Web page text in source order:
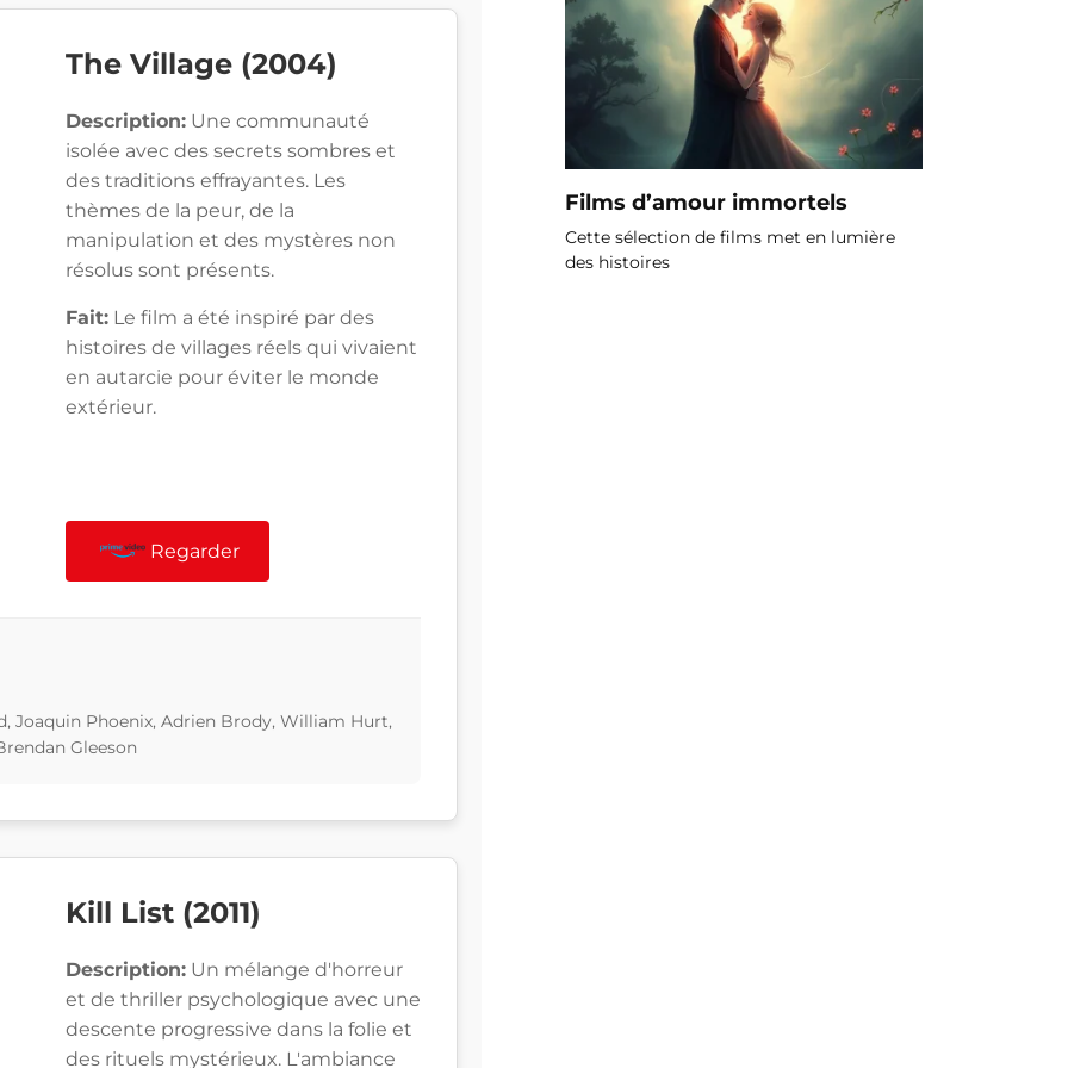
The Village (2004)
Description: Une communauté
isolée avec des secrets sombres et
des traditions effrayantes. Les
thèmes de la peur, de la
manipulation et des mystères non
résolus sont présents.
Fait: Le film a été inspiré par des
histoires de villages réels qui vivaient
en autarcie pour éviter le monde
extérieur.
Regarder
Joaquin Phoenix, Adrien Brody, William Hurt,
Gleeson
Kill List (2011)
Description: Un mélange d'horreur
et de thriller psychologique avec une
descente progressive dans la folie et
des rituels mystérieux. L'ambiance
Films d’amour immortels
Cette sélection de films met en lumière
des histoires